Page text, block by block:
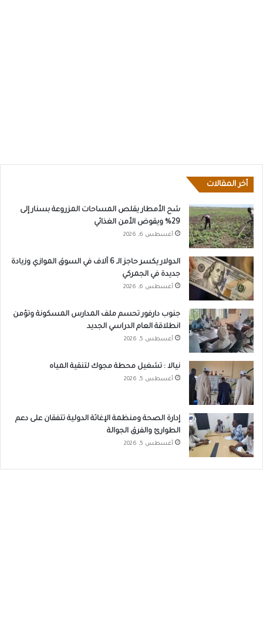
أخر المقالات
شح الأمطار يقلص المساحات المزروعة بسنار إلى
29% ويقوض الأمن الغذائي
أغسطس 6, 2026
الدولار يكسر حاجز الـ 6 آلاف في السوق الموازي وزيادة
جديدة في الجمركي
أغسطس 6, 2026
جنوب دارفور تحسم ملف المدارس المسكونة وتؤمن
انطلاقة العام الدراسي الجديد
أغسطس 5, 2026
نيالا : تشغيل محطة مجوك لتنقية المياه
أغسطس 5, 2026
إدارة الصحة ومنظمة الإغاثة الدولية تتفقان على دعم
الطوارئ والفرق الجوالة
أغسطس 5, 2026